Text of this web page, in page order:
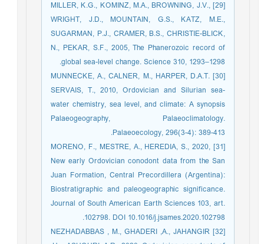
[29] MILLER, K.G., KOMINZ, M.A., BROWNING, J.V.,
WRIGHT, J.D., MOUNTAIN, G.S., KATZ, M.E.,
SUGARMAN, P.J., CRAMER, B.S., CHRISTIE-BLICK,
N., PEKAR, S.F., 2005, The Phanerozoic record of
global sea-level change. Science 310, 1293–1298.
[30] MUNNECKE, A., CALNER, M., HARPER, D.A.T.
SERVAIS, T., 2010, Ordovician and Silurian sea-
water chemistry, sea level, and climate: A synopsis
Palaeogeography, Palaeoclimatology.
Palaeoecology, 296(3-4): 389-413.
[31] MORENO, F., MESTRE, A., HEREDIA, S., 2020,
New early Ordovician conodont data from the San
Juan Formation, Central Precordillera (Argentina):
Biostratigraphic and paleogeographic significance.
Journal of South American Earth Sciences 103, art.
102798. DOI 10.1016/j.jsames.2020.102798.
[32] NEZHADABBAS , M., GHADERI ,A., JAHANGIR